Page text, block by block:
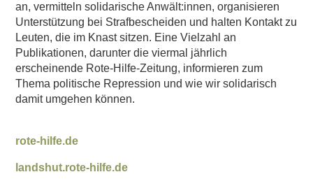
an, vermitteln solidarische Anwält:innen, organisieren
Unterstützung bei Strafbescheiden und halten Kontakt zu
Leuten, die im Knast sitzen. Eine Vielzahl an
Publikationen, darunter die viermal jährlich
erscheinende Rote-Hilfe-Zeitung, informieren zum
Thema politische Repression und wie wir solidarisch
damit umgehen können.
rote-hilfe.de
landshut.rote-hilfe.de